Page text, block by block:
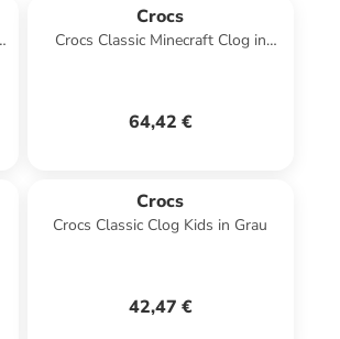
Crocs
Crocs Classic Minecraft Clog in
64,42 €
Crocs
Crocs Classic Clog Kids in Grau
42,47 €